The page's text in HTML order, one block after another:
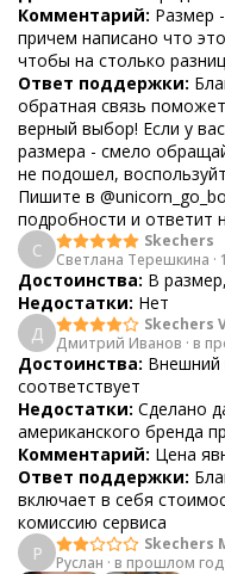
Комментарий: Размер
причем написано что
чтобы на столько
Ответ поддержки:
обратная связь
верный выбор! Если у
размера - смело
не подошел,
Пишите в
подробности и ответит
С
Skechers
Светлана Терешкина ·
Достоинства: В
Недостатки: Нет
Д
Skechers
Дмитрий Иванов · в
Достоинства: Внешний
соответствует
Недостатки: Сделано
американского бренда
Комментарий: Цена
Ответ поддержки:
включает в себя
комиссию сервиса
Р
Skechers
Руслан · в прошлом